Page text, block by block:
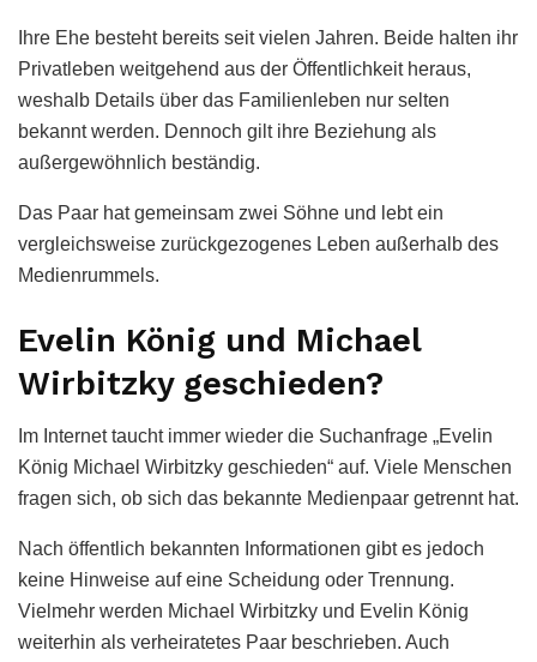
Ihre Ehe besteht bereits seit vielen Jahren. Beide halten ihr
Privatleben weitgehend aus der Öffentlichkeit heraus,
weshalb Details über das Familienleben nur selten
bekannt werden. Dennoch gilt ihre Beziehung als
außergewöhnlich beständig.
Das Paar hat gemeinsam zwei Söhne und lebt ein
vergleichsweise zurückgezogenes Leben außerhalb des
Medienrummels.
Evelin König und Michael
Wirbitzky geschieden?
Im Internet taucht immer wieder die Suchanfrage „Evelin
König Michael Wirbitzky geschieden“ auf. Viele Menschen
fragen sich, ob sich das bekannte Medienpaar getrennt hat.
Nach öffentlich bekannten Informationen gibt es jedoch
keine Hinweise auf eine Scheidung oder Trennung.
Vielmehr werden Michael Wirbitzky und Evelin König
weiterhin als verheiratetes Paar beschrieben. Auch